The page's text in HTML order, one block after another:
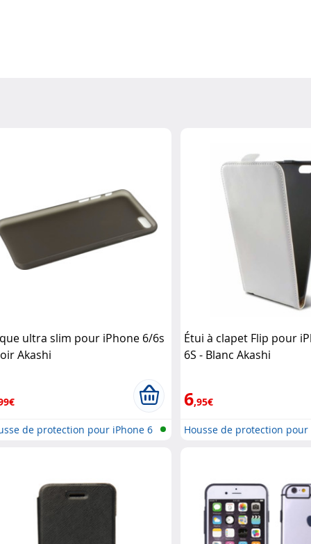
ultra slim pour iPhone 6/6s
Akashi
de protection pour iPhone 6
Étui à clapet Flip pour
6S - Blanc Akashi
6,95€
Housse de protection pour